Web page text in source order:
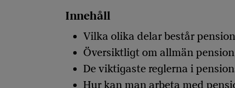
Innehåll
Vilka olika delar består
Översiktligt om allmän pension
De viktigaste reglerna i
Hur kan man arbeta med